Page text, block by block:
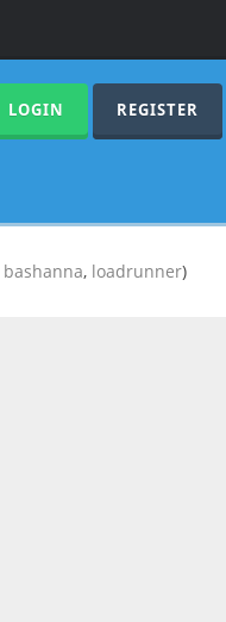
LOGIN REGISTER
bashanna, loadrunner)